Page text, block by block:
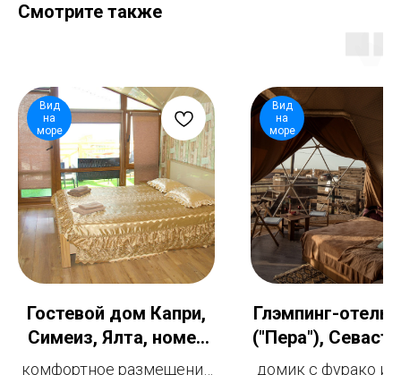
Смотрите также
Вид
на
море
Гостевой дом Капри,
Симеиз, Ялта, номер
2-комнатный
комфортное размещение
Вид
на
море
Глэмпинг-отель
("Пера"),
Андреевка,
домик с фурако и